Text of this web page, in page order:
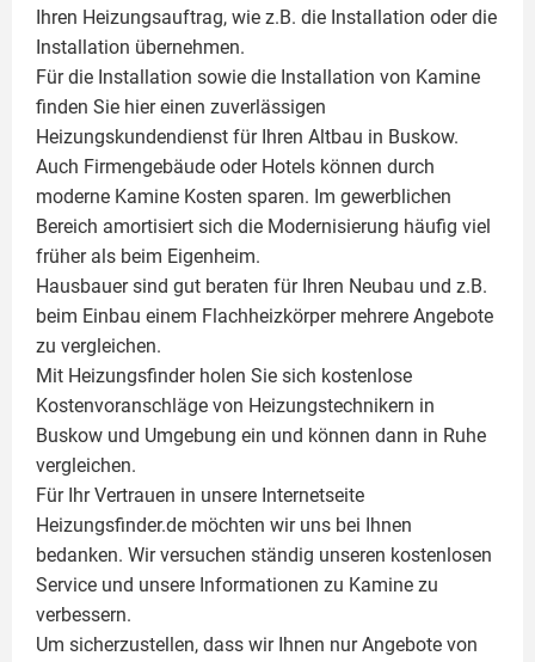
Ihren Heizungsauftrag, wie z.B. die Installation oder die
Installation übernehmen.
Für die Installation sowie die Installation von Kamine
finden Sie hier einen zuverlässigen
Heizungskundendienst für Ihren Altbau in Buskow.
Auch Firmengebäude oder Hotels können durch
moderne Kamine Kosten sparen. Im gewerblichen
Bereich amortisiert sich die Modernisierung häufig viel
früher als beim Eigenheim.
Hausbauer sind gut beraten für Ihren Neubau und z.B.
beim Einbau einem Flachheizkörpermehrere Angebote
zu vergleichen.
Mit Heizungsfinder holen Sie sich kostenlose
Kostenvoranschläge von Heizungstechnikern in
Buskow und Umgebung ein und können dann in Ruhe
vergleichen.
Für Ihr Vertrauen in unsere Internetseite
Heizungsfinder.de möchten wir uns bei Ihnen
bedanken. Wir versuchen ständig unseren kostenlosen
Service und unsere Informationen zu Kamine zu
verbessern.
Um sicherzustellen, dass wir Ihnen nur Angebote von